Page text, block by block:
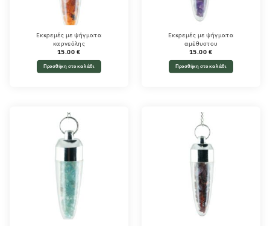
Εκκρεμές με ψήγματα
καρνεόλης
15.00 €
Προσθήκη στο καλάθι
Εκκρεμές με ψήγματα
αμέθυστου
15.00 €
Προσθήκη στο καλάθι